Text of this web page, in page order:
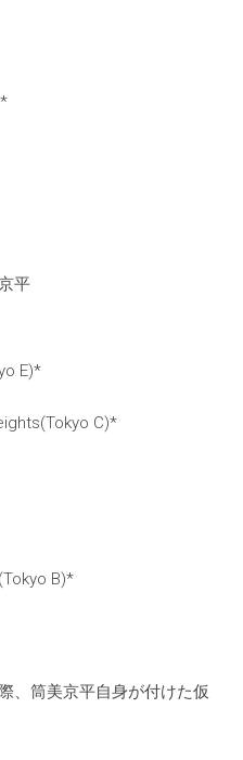
平
E)*
C)*
B)*
筒美京平自身が付けた仮